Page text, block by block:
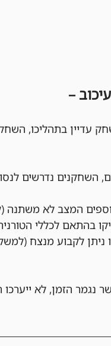
–
עדיין בתהליכו,
השחקנים נדרשים
המצב לא משתנה
בהתאם לכללי
לקבוע מנצח
הזמן, לא ייערכו